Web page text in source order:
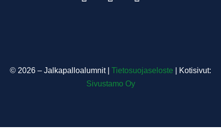
© 2026 – Jalkapalloalumnit | Tietosuojaseloste | Kotisivut:
Sivustamo Oy